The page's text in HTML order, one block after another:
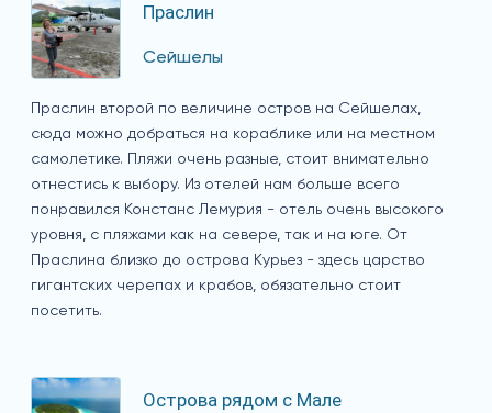
Праслин
Сейшелы
Праслин второй по величине остров на Сейшелах,
сюда можно добраться на кораблике или на местном
самолетике. Пляжи очень разные, стоит внимательно
отнестись к выбору. Из отелей нам больше всего
понравился Констанс Лемурия - отель очень высокого
уровня, с пляжами как на севере, так и на юге. От
Праслина близко до острова Курьез - здесь царство
гигантских черепах и крабов, обязательно стоит
посетить.
Острова рядом с Мале